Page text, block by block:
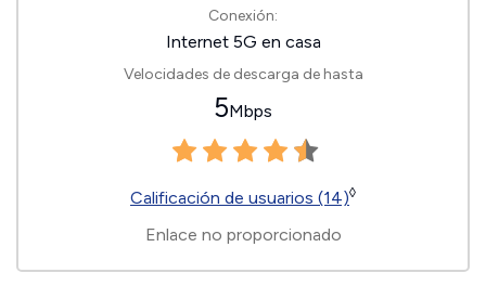
Conexión:
Internet 5G en casa
Velocidades de descarga de hasta
5Mbps
Calificación de usuarios (14)◊
Enlace no proporcionado